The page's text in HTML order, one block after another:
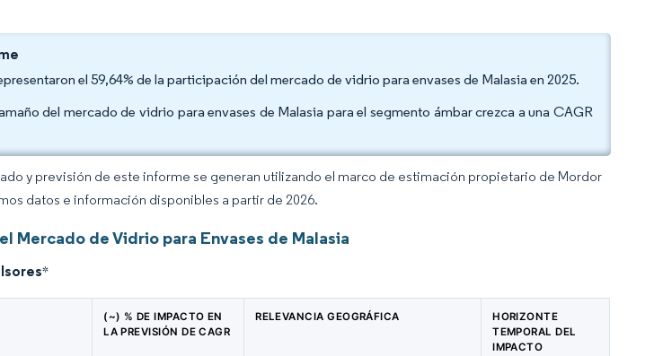
el 59,64% de la participación del mercado de vidrio para envases de Malasia en 2025.
del mercado de vidrio para envases de Malasia para el segmento ámbar crezca a una CAGR
y previsión de este informe se generan utilizando el marco de estimación propietario de Mordor
datos e información disponibles a partir de 2026.
Mercado de Vidrio para Envases de Malasia
*
(~) % DE IMPACTO EN
LA PREVISIÓN DE CAGR
RELEVANCIA GEOGRÁFICA
HORIZONTE
TEMPORAL DEL
IMPACTO